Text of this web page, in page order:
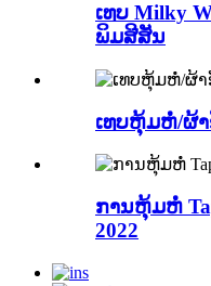
ເທບ Milky
ພິມສີສັນ
ເທບຫຸ້ມຫໍ່/ຜ້
ການຫຸ້ມຫໍ່
2022